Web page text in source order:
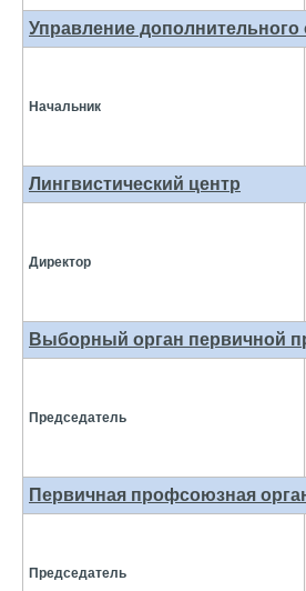
Управление дополнительного
Начальник
Лингвистический центр
Директор
Выборный орган первичной
Председатель
Первичная профсоюзная
Председатель